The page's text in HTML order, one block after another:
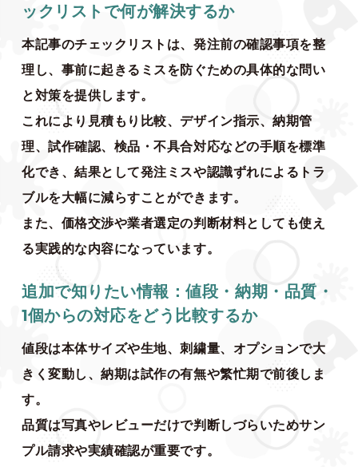
ックリストで何が解決するか
本記事のチェックリストは、発注前の確認事項を整
理し、事前に起きるミスを防ぐための具体的な問い
と対策を提供します。
これにより見積もり比較、デザイン指示、納期管
理、試作確認、検品・不具合対応などの手順を標準
化でき、結果として発注ミスや認識ずれによるトラ
ブルを大幅に減らすことができます。
また、価格交渉や業者選定の判断材料としても使え
る実践的な内容になっています。
追加で知りたい情報：値段・納期・品質・
1個からの対応をどう比較するか
値段は本体サイズや生地、刺繍量、オプションで大
きく変動し、納期は試作の有無や繁忙期で前後しま
す。
品質は写真やレビューだけで判断しづらいためサン
プル請求や実績確認が重要です。